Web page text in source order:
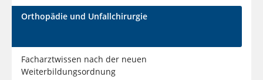
Orthopädie und Unfallchirurgie
Facharztwissen nach der neuen
Weiterbildungsordnung